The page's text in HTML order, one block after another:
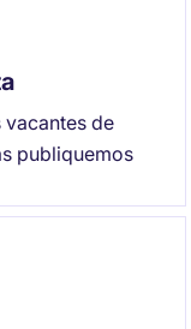
vacantes de
publiquemos